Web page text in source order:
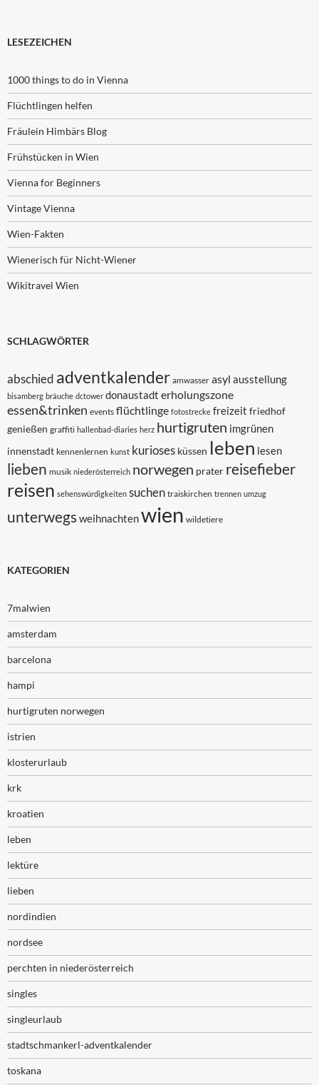
LESEZEICHEN
1000 things to do in Vienna
Flüchtlingen helfen
Fräulein Himbärs Blog
Frühstücken in Wien
Vienna for Beginners
Vintage Vienna
Wien-Fakten
Wienerisch für Nicht-Wiener
Wikitravel Wien
SCHLAGWÖRTER
abschied adventkalender amwasser asyl ausstellung
bisamberg bräuche dctower donaustadt erholungszone
essen&trinken events flüchtlinge fotostrecke freizeit friedhof
genießen graffiti hallenbad-diaries herz hurtigruten imgrünen
innenstadt kennenlernen kunst kurioses küssen leben lesen
lieben musik niederösterreich norwegen prater reisefieber
reisen sehenswürdigkeiten suchen traiskirchen trennen umzug
unterwegsweihnachtenwien wildetiere
KATEGORIEN
7malwien
amsterdam
barcelona
hampi
hurtigruten norwegen
istrien
klosterurlaub
krk
kroatien
leben
lektüre
lieben
nordindien
nordsee
perchten in niederösterreich
singles
singleurlaub
stadtschmankerl-adventkalender
toskana